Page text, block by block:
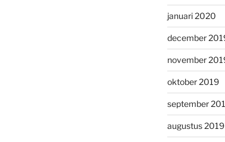
januari 2020
december
november
oktober 2019
september
augustus 2019